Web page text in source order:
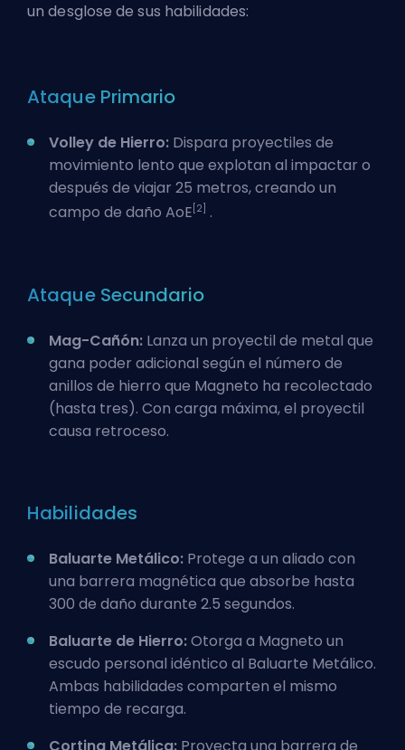
un desglose de sus habilidades:
Ataque Primario
Volley de Hierro: Dispara proyectiles de
movimiento lento que explotan al impactar o
después de viajar 25 metros, creando un
campo de daño AoE [2] .
Ataque Secundario
Mag-Cañón: Lanza un proyectil de metal que
gana poder adicional según el número de
anillos de hierro que Magneto ha recolectado
(hasta tres). Con carga máxima, el proyectil
causa retroceso.
Habilidades
Baluarte Metálico: Protege a un aliado con
una barrera magnética que absorbe hasta
300 de daño durante 2.5 segundos.
Baluarte de Hierro:Otorga a Magneto un
escudo personal idéntico al Baluarte Metálico.
Ambas habilidades comparten el mismo
tiempo de recarga.
Cortina Metálica: Proyecta una barrera de